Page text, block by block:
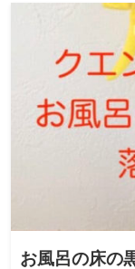
お風呂の床の